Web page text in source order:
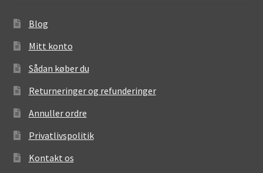
Blog
Mitt konto
Sådan køber du
Returneringer og refunderinger
Annuller ordre
Privatlivspolitik
Kontakt os